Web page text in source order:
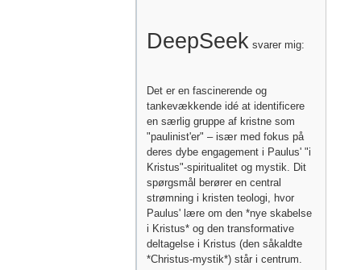
DeepSeek svarer mig:
Det er en fascinerende og
tankevækkende idé at identificere
en særlig gruppe af kristne som
"paulinist'er" – især med fokus på
deres dybe engagement i Paulus' "i
Kristus"-spiritualitet og mystik. Dit
spørgsmål berører en central
strømning i kristen teologi, hvor
Paulus' lære om den *nye skabelse
i Kristus* og den transformative
deltagelse i Kristus (den såkaldte
*Christus-mystik*) står i centrum.